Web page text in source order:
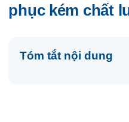
phục kém chất
Tóm tắt nội dung